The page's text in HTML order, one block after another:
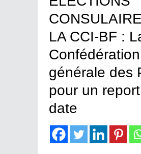
LA CCI-BF :
Confédération
générale des
pour un
date